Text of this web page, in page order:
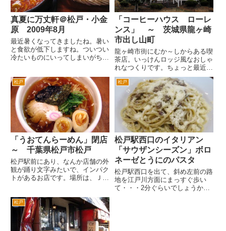
真夏に万丈軒＠松戸・小金
原 2009年8月
最近暑くなってきましたね。暑い
と食欲が低下しますね。ついつい
冷たいものにいってしまいがちで
防止をしようじゃないかと松戸の
小金原団地にある万丈軒さんに行
きました。 一応サービスの
「今...
「コーヒーハウス ローレ
ンス」 ～ 茨城県龍ヶ崎
市出し山町
龍ヶ崎市街にむか～しからある喫
茶店。いっけんロッジ風なおしゃ
れなつくりです。ちょっと最近は
かなり年季が入ってきていて、歴
史を感じます。ファミレスとかが
出来る以前には、かなり斬新で、
インパクトがあったのではないか
なと関心するくつくりです。
昔...
松戸
「うおてんらーめん」閉店
～ 千葉県松戸市松戸
松戸駅前にあり、なんか店舗の外
観が踊り文字みたいで、インパク
トがあるお店です。場所は、ＪＲ
降りてからすぐの交差点（左がマ
クドナルド、右手が三井住友銀
行）を右折し、バスのターミナル
を過...
松戸
松戸駅西口のイタリアン
「サウザンシーズン」ボロ
ネーゼとうにのパスタ
松戸駅西口を出て、斜め左前の路
地を江戸川方面にまっすぐ歩い
て・・・2分ぐらいでしょうか。
松戸